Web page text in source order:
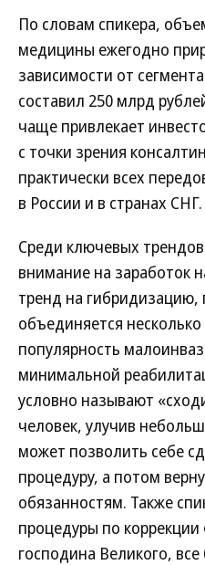
По словам спикера,
медицины ежегодно
зависимости от
составил 250 млрд
чаще привлекает
с точки зрения
практически всех
в России и в странах СНГ.
Среди ключевых
внимание на заработок
тренд на гибридизацию,
объединяется
популярность
минимальной
условно называют
человек, улучив
может позволить себе
процедуру, а потом
обязанностям. Также
процедуры по
господина Великого,